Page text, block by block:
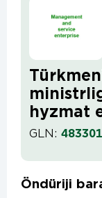
hyzmat
GLN:
Öndüriji